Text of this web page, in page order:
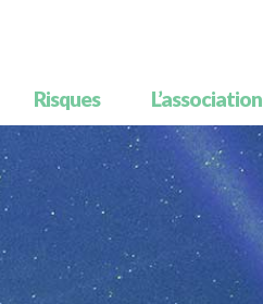
Risques L’association